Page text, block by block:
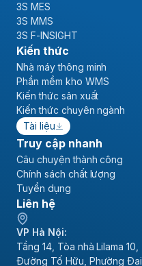
3S MES
3S MMS
3S F-INSIGHT
Kiến thức
Nhà máy thông minh
Phần mềm kho WMS
Kiến thức sản xuất
Kiến thức chuyên ngành
Tài liệu
Truy cập nhanh
Câu chuyện thành công
Chính sách chất lượng
Tuyển dụng
Liên hệ
VP Hà Nội:
Tầng 14, Tòa nhà Lilama 10,
Đường Tố Hữu, Phường Đại